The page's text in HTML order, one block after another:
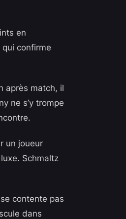
en
confirme
après match, il
ne s’y trompe
un joueur
Schmaltz
contente pas
dans